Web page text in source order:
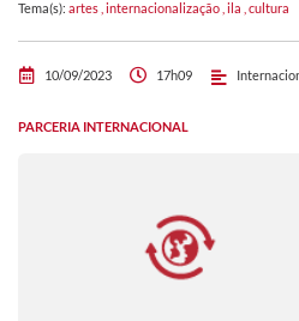
Tema(s): artes internacionalização ila cultura
10/09/2023 17h09
PARCERIA INTERNACIONAL